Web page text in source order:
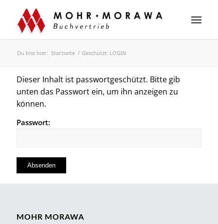
Du bist hier: Startseite / Geschützt: LOGIN
Dieser Inhalt ist passwortgeschützt. Bitte gib
unten das Passwort ein, um ihn anzeigen zu
können.
Passwort:
MOHR MORAWA